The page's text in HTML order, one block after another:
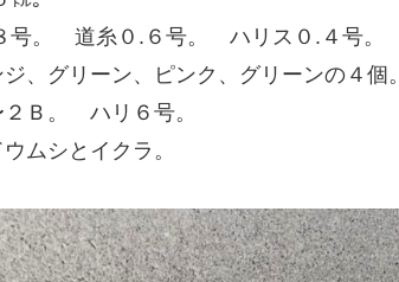
号。 道糸０.６号。 ハリス０.４号。
、グリーン、ピンク、グリーンの４個。
２Ｂ。 ハリ６号。
ムシとイクラ。